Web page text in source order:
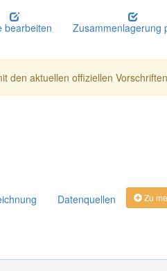
bearbeiten Zusammenlagerung
den aktuellen offiziellen
Datenquellen Zu